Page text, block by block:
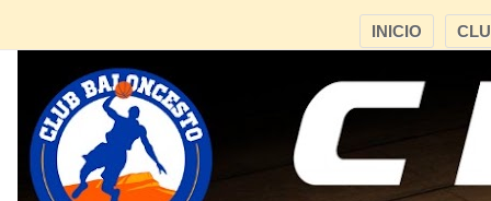
INICIO